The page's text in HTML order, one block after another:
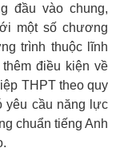
đầu vào chung,
một số chương
trình thuộc lĩnh
điều kiện về
THPT theo quy
yêu cầu năng lực
chuẩn tiếng Anh